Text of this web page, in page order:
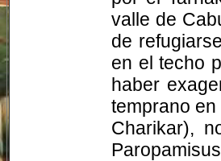
valle de
de
en el techo
haber
temprano
Charikar),
Paropamisus